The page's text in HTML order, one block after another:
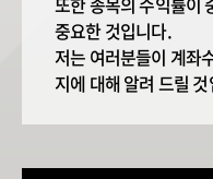
중요한 것입니다.
저는 여러분들이 계좌
지에 대해 알려 드릴